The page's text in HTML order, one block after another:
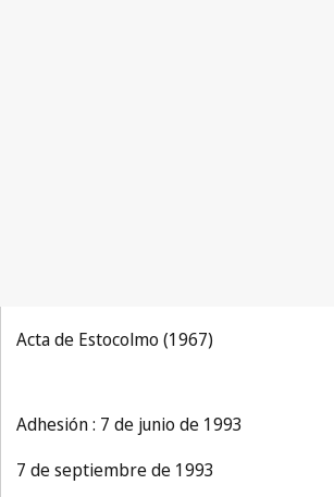
Acta de Estocolmo (1967)
Adhesión : 7 de junio de 1993
7 de septiembre de 1993